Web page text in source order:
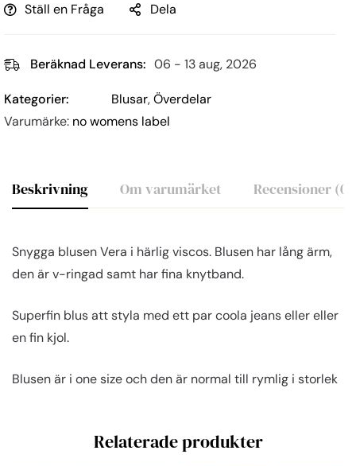
Ställ en Fråga Dela
Beräknad Leverans: 06 - 13 aug, 2026
Kategorier: Blusar,Överdelar
Varumärke: no womens label
Beskrivning Om varumärket Recensioner (0)
Snygga blusen Vera i härlig viscos. Blusen har lång ärm,
den är v-ringad samt har fina knytband.
Superfin blus att styla med ett par coola jeans eller eller
en fin kjol.
Blusen är i one size och den är normal till rymlig i storlek
Relaterade produkter